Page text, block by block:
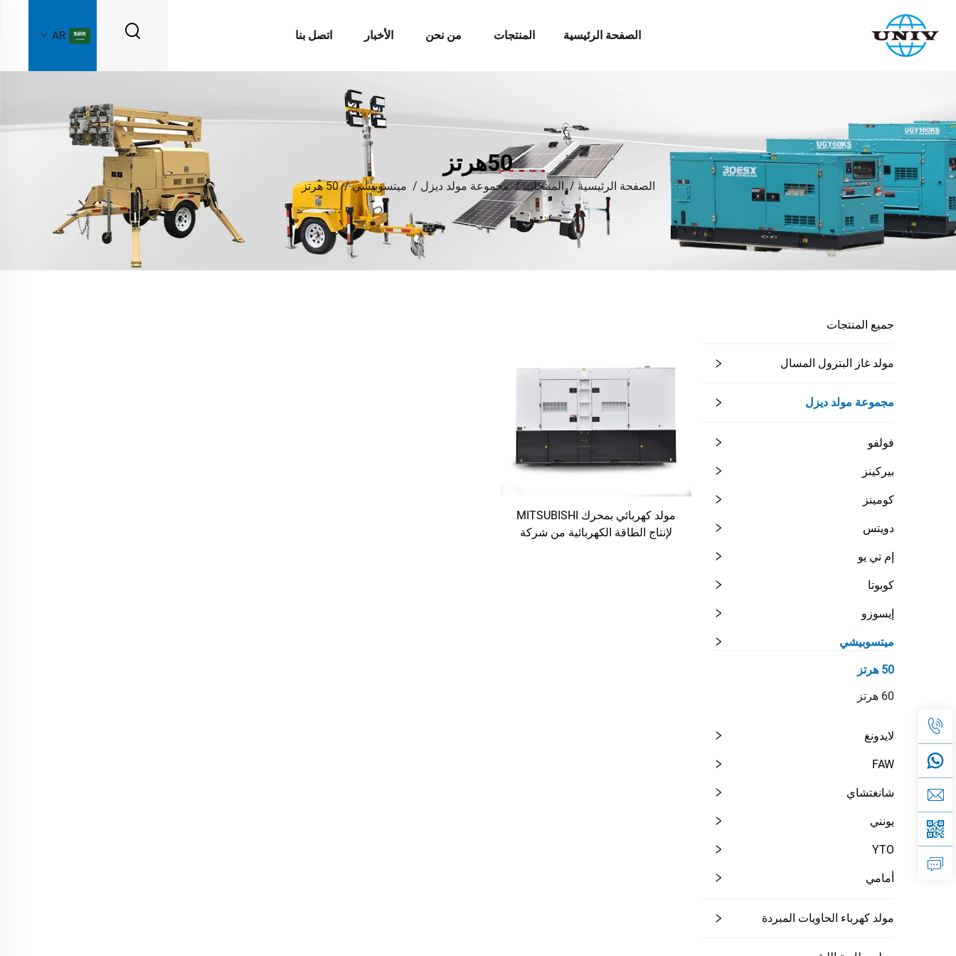
الصفحة الرئيسية المنتجات من نحن الأخبار اتصل بنا AR
50هرتز
الصفحة الرئيسية /المنتجات/مجموعة مولد ديزل / ميتسوبيشي/50 هرتز
جميع المنتجات
مولد غاز البترول المسال
مجموعة مولد ديزل
فولفو
بيركينز
كومينز
دويتس
إم تي يو
كوبوتا
إيسوزو
ميتسوبيشي
50 هرتز
60 هرتز
لايدونغ
FAW
شانغتشاي
يونني
YTO
أمامي
مولد كهرباء الحاويات المبردة
مولد كهربائي بمحرك MITSUBISHI
لإنتاج الطاقة الكهربائية من شركة